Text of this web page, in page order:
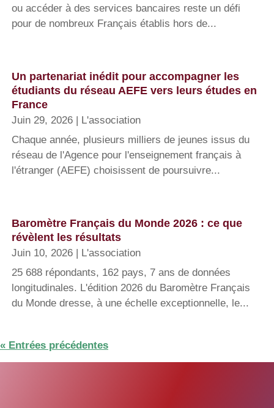
ou accéder à des services bancaires reste un défi
pour de nombreux Français établis hors de...
Un partenariat inédit pour accompagner les
étudiants du réseau AEFE vers leurs études en
France
Juin 29, 2026
L'association
Chaque année, plusieurs milliers de jeunes issus du
réseau de l'Agence pour l'enseignement français à
l'étranger (AEFE) choisissent de poursuivre...
Baromètre Français du Monde 2026 : ce que
révèlent les résultats
Juin 10, 2026
L'association
25 688 répondants, 162 pays, 7 ans de données
longitudinales. L'édition 2026 du Baromètre Français
du Monde dresse, à une échelle exceptionnelle, le...
« Entrées précédentes